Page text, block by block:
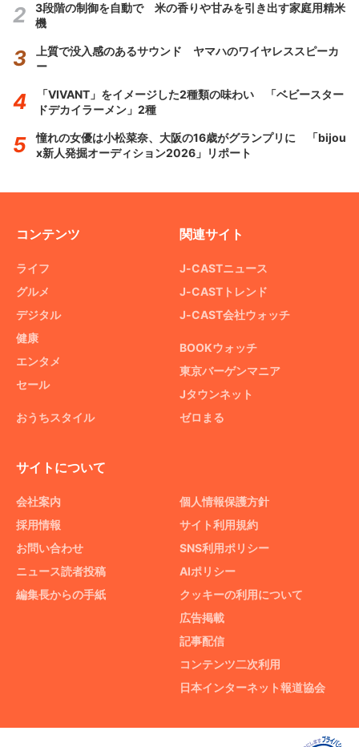
3段階の制御を自動で 米の香りや甘みを引き出す家庭用精米
機
上質で没入感のあるサウンド ヤマハのワイヤレススピーカ
ー
「VIVANT」をイメージした2種類の味わい 「ベビースター
ドデカイラーメン」2種
憧れの女優は小松菜奈、大阪の16歳がグランプリに 「bijou
x新人発掘オーディション2026」リポート
コンテンツ
ライフ
グルメ
デジタル
健康
エンタメ
セール
おうちスタイル
関連サイト
J-CASTニュース
J-CASTトレンド
J-CAST会社ウォッチ
BOOKウォッチ
東京バーゲンマニア
Jタウンネット
ゼロまる
サイトについて
会社案内
採用情報
お問い合わせ
ニュース読者投稿
編集長からの手紙
個人情報保護方針
サイト利用規約
SNS利用ポリシー
AIポリシー
クッキーの利用について
広告掲載
記事配信
コンテンツ二次利用
日本インターネット報道協会